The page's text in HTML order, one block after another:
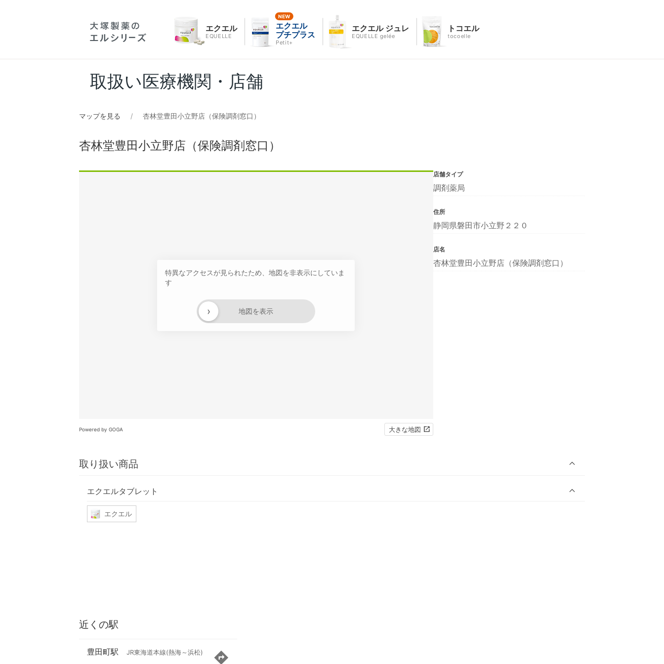
エクエル
EQUELLE
エクエル
プチプラス
Petit+
エクエル ジュレ
EQUELLE gelée
トコエル
tocoelle
取扱い医療機関・店舗
マップを見る 杏林堂豊田小立野店（保険調剤窓口）
杏林堂豊田小立野店（保険調剤窓口）
特異なアクセスが見られたため、地図を非表示にしていま
す
地図を表示
›
Powered by GOGA 大きな地図
取り扱い商品
エクエルタブレット
エクエル
店舗タイプ
調剤薬局
住所
静岡県磐田市小立野２２０
店名
杏林堂豊田小立野店（保険調剤窓口）
近くの駅
豊田町駅 JR東海道本線(熱海～浜松)